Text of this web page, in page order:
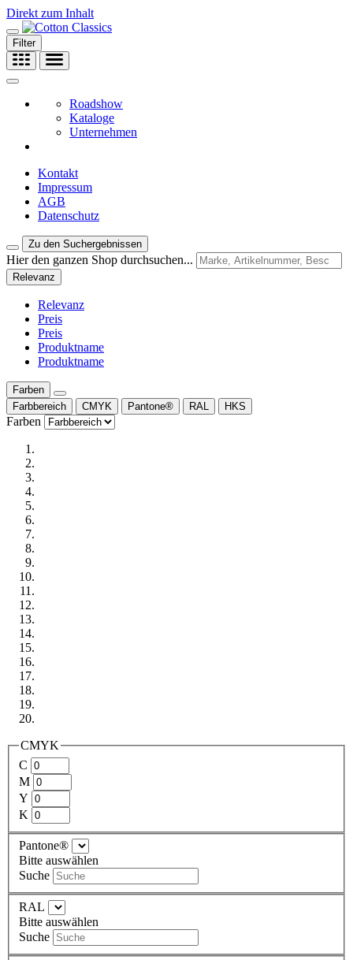
Direkt zum Inhalt
Filter
Roadshow
Kataloge
Unternehmen
Kontakt
Impressum
AGB
Datenschutz
Zu den Suchergebnissen
Hier den ganzen Shop durchsuchen...
Relevanz
Relevanz
Preis
Preis
Produktname
Produktname
Farben
Farbbereich
CMYK Pantone® RAL HKS
Farben
CMYK
C
M
Y
K
Pantone®
Bitte auswählen
Suche
RAL
Bitte auswählen
Suche